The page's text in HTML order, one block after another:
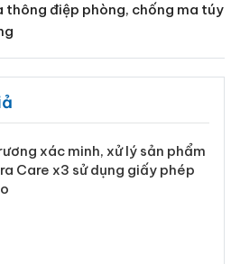
thông điệp phòng, chống ma túy
xác minh, xử lý sản phẩm
Care x3 sử dụng giấy phép